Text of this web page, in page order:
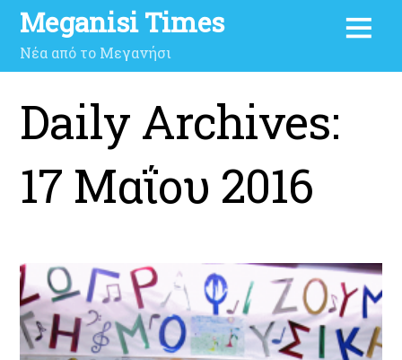
Meganisi Times
Νέα από το Μεγανήσι
Daily Archives:
17 Μαΐου 2016